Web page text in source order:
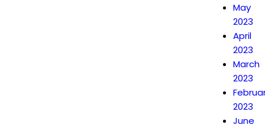
May
2023
April
2023
March
2023
2023
June